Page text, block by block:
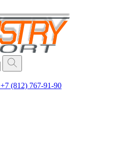
+7 (812) 767-91-90